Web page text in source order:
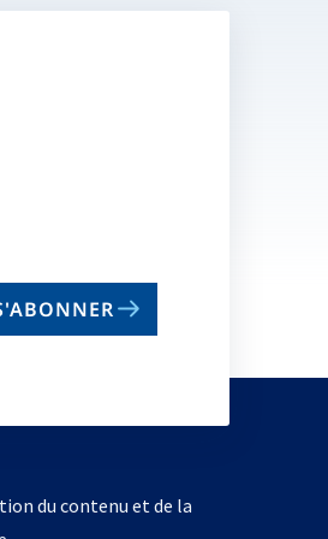
du contenu et de la